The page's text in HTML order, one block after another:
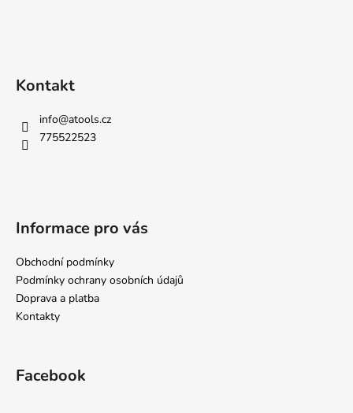
Kontakt
info@atools.cz
775522523
Informace pro vás
Obchodní podmínky
Podmínky ochrany osobních údajů
Doprava a platba
Kontakty
Facebook